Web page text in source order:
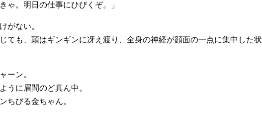
ゃ。明日の仕事にひびくぞ。」
がない。
ても、頭はギンギンに冴え渡り、全身の神経が顔面の一点に集中した状
ーン。
うに眉間のど真ん中。
ちびる金ちゃん。